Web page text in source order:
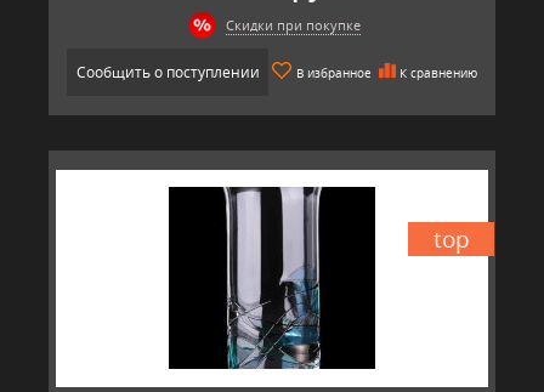
Скидки при покупке
Сообщить о поступлении В избранное К сравнению
top